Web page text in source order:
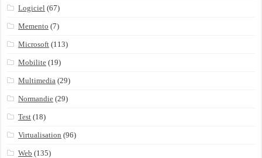
Logiciel (67)
Memento (7)
Microsoft (113)
Mobilite (19)
Multimedia (29)
Normandie (29)
Test (18)
Virtualisation (96)
Web (135)